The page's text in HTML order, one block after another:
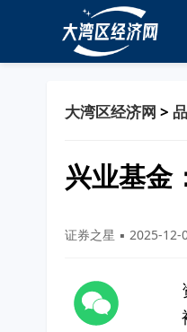
大湾区经济网 >
兴业基金
证券之星 ▪ 2025-12-